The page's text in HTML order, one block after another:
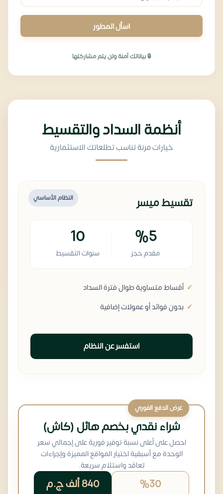
اسأل المطور
🔒 بياناتك آمنة ولن يتم مشاركتها
أنظمة السداد والتقسيط
خيارات مرنة تناسب تطلعاتك الاستثمارية
النظام الأساسي تقسيط ميسر
%5
مقدم حجز
10
سنوات التقسيط
أقساط متساوية طوال فترة السداد
بدون فوائد أو عمولات إضافية
استفسر عن النظام
عرض الدفع الفوري
شراء نقدي بخصم هائل (كاش)
احصل على أعلى نسبة توفير فورية على إجمالي سعر
الوحدة مع أسبقية اختيار المواقع المميزة وإجراءات
تعاقد واستلام سريعة.
%30 840 ألف ج.م